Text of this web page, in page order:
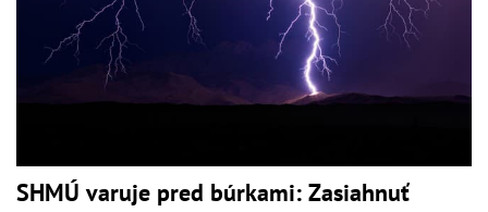
SHMÚ varuje pred búrkami: Zasiahnuť